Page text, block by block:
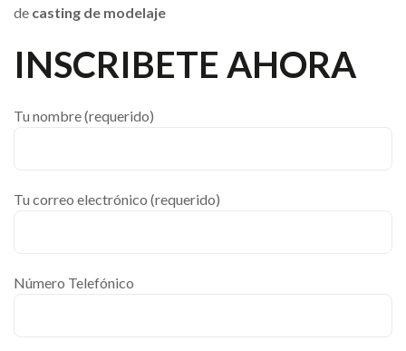
de casting de modelaje
INSCRIBETE AHORA
Tu nombre (requerido)
Tu correo electrónico (requerido)
Número Telefónico